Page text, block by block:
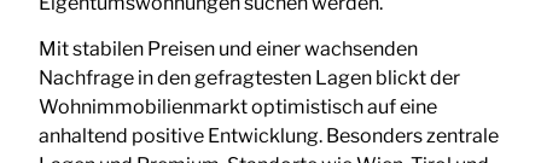
Mit stabilen Preisen und einer wachsenden
Nachfrage in den gefragtesten Lagen blickt der
Wohnimmobilienmarkt optimistisch auf eine
anhaltend positive Entwicklung. Besonders zentrale